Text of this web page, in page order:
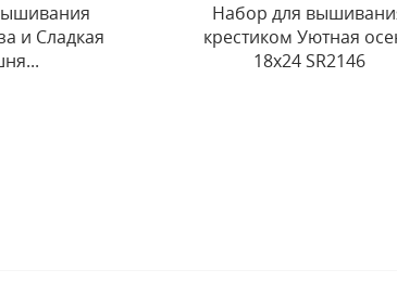
осень
Набор для
крестом «Спелая
20x20...